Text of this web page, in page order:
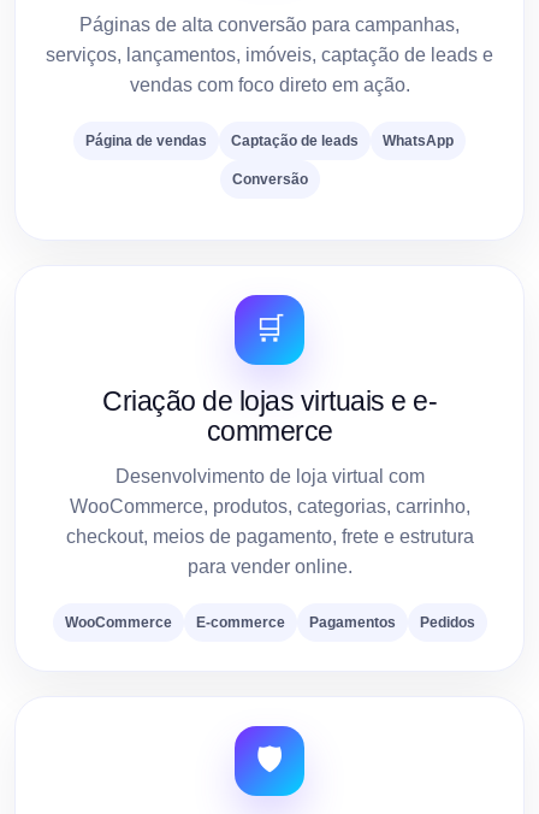
Páginas de alta conversão para campanhas,
serviços, lançamentos, imóveis, captação de leads e
vendas com foco direto em ação.
Página de vendas Captação de leads WhatsApp
Conversão
🛒
Criação de lojas virtuais e e-
commerce
Desenvolvimento de loja virtual com
WooCommerce, produtos, categorias, carrinho,
checkout, meios de pagamento, frete e estrutura
para vender online.
WooCommerce E-commerce Pagamentos Pedidos
🛡️